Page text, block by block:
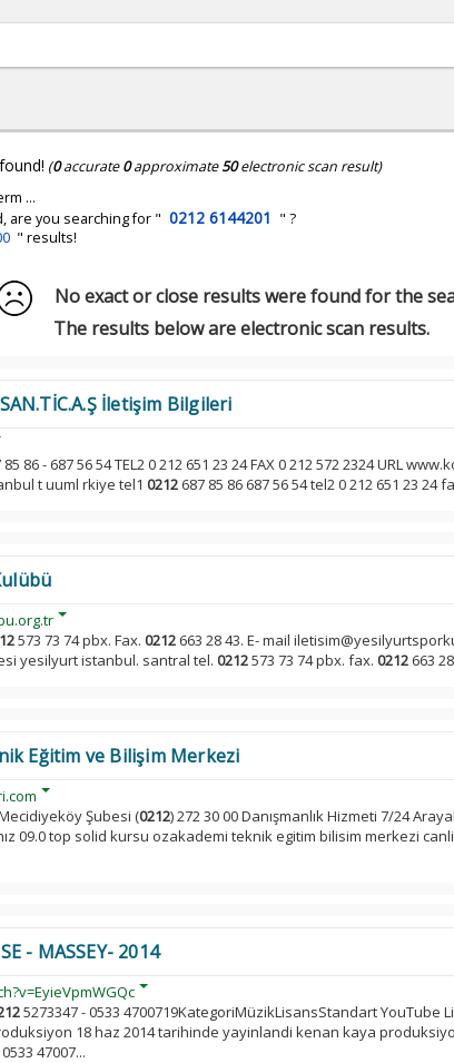
(0accurate0approximate50electronic scan result)
...
are you searching for " 0212 6144201 " ?
" results!
No exact or close results were found for the
The results below are electronic scan results.
İletişim Bilgileri
85 86 - 687 56 54 TEL2 0 212 651 23 24 FAX 0 212 572 2324 URL
t uuml rkiye tel1 0212 687 85 86 687 56 54 tel2 0 212 651 23 24
573 73 74 pbx. Fax. 0212 663 28 43. E- mail
yesilyurt istanbul. santral tel. 0212573 73 74 pbx. fax. 0212 663
Eğitim ve Bilişim Merkezi
Şubesi (0212) 272 30 00 Danışmanlık Hizmeti 7/24
09.0 top solid kursu ozakademi teknik egitim bilisim merkezi
- MASSEY- 2014
5273347 - 0533 4700719KategoriMüzikLisansStandart YouTube
18 haz 2014 tarihinde yayinlandi kenan kaya
47007...